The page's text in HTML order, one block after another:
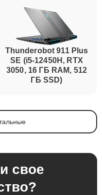
Thunderobot 911 Plus
SE (i5-12450H, RTX
3050, 16 ГБ RAM, 512
ГБ SSD)
свое